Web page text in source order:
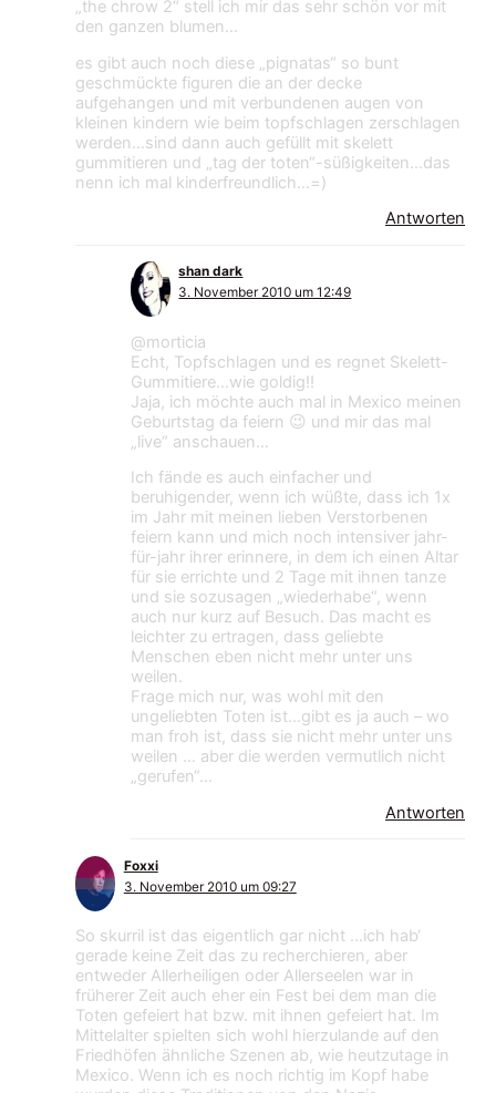
„the chrow 2“ stell ich mir das sehr schön vor mit
den ganzen blumen…
es gibt auch noch diese „pignatas“ so bunt
geschmückte figuren die an der decke
aufgehangen und mit verbundenen augen von
kleinen kindern wie beim topfschlagen zerschlagen
werden…sind dann auch gefüllt mit skelett
gummitieren und „tag der toten“-süßigkeiten…das
nenn ich mal kinderfreundlich…=)
Antworten
shan dark
3. November 2010 um 12:49
@morticia
Echt, Topfschlagen und es regnet Skelett-
Gummitiere…wie goldig!!
Jaja, ich möchte auch mal in Mexico meinen
Geburtstag da feiern 😉 und mir das mal
„live“ anschauen…
Ich fände es auch einfacher und
beruhigender, wenn ich wüßte, dass ich 1x
im Jahr mit meinen lieben Verstorbenen
feiern kann und mich noch intensiver jahr-
für-jahr ihrer erinnere, in dem ich einen Altar
für sie errichte und 2 Tage mit ihnen tanze
und sie sozusagen „wiederhabe“, wenn
auch nur kurz auf Besuch. Das macht es
leichter zu ertragen, dass geliebte
Menschen eben nicht mehr unter uns
weilen.
Frage mich nur, was wohl mit den
ungeliebten Toten ist…gibt es ja auch – wo
man froh ist, dass sie nicht mehr unter uns
weilen … aber die werden vermutlich nicht
„gerufen“…
Antworten
Foxxi
3. November 2010 um 09:27
So skurril ist das eigentlich gar nicht …ich hab‘
gerade keine Zeit das zu recherchieren, aber
entweder Allerheiligen oder Allerseelen war in
früherer Zeit auch eher ein Fest bei dem man die
Toten gefeiert hat bzw. mit ihnen gefeiert hat. Im
Mittelalter spielten sich wohl hierzulande auf den
Friedhöfen ähnliche Szenen ab, wie heutzutage in
Mexico. Wenn ich es noch richtig im Kopf habe